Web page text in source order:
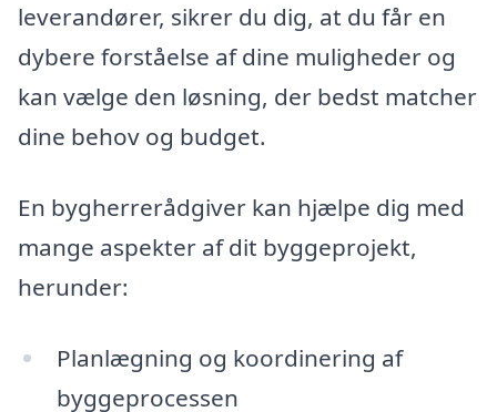
leverandører, sikrer du dig, at du får en
dybere forståelse af dine muligheder og
kan vælge den løsning, der bedst matcher
dine behov og budget.
En bygherrerådgiver kan hjælpe dig med
mange aspekter af dit byggeprojekt,
herunder:
Planlægning og koordinering af
byggeprocessen